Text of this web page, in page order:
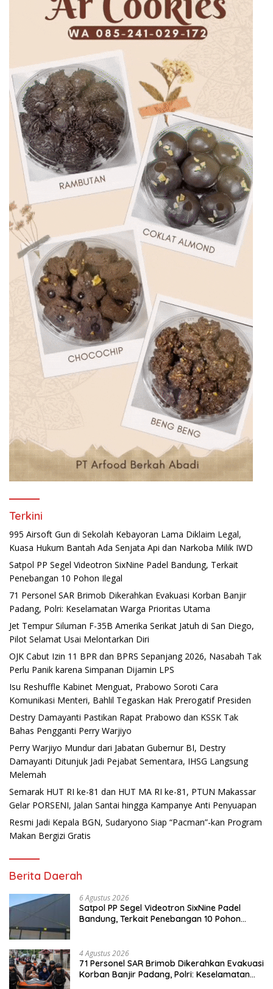
Terkini
995 Airsoft Gun di Sekolah Kebayoran Lama Diklaim Legal,
Kuasa Hukum Bantah Ada Senjata Api dan Narkoba Milik IWD
Satpol PP Segel Videotron SixNine Padel Bandung, Terkait
Penebangan 10 Pohon Ilegal
71 Personel SAR Brimob Dikerahkan Evakuasi Korban Banjir
Padang, Polri: Keselamatan Warga Prioritas Utama
Jet Tempur Siluman F-35B Amerika Serikat Jatuh di San Diego,
Pilot Selamat Usai Melontarkan Diri
OJK Cabut Izin 11 BPR dan BPRS Sepanjang 2026, Nasabah Tak
Perlu Panik karena Simpanan Dijamin LPS
Isu Reshuffle Kabinet Menguat, Prabowo Soroti Cara
Komunikasi Menteri, Bahlil Tegaskan Hak Prerogatif Presiden
Destry Damayanti Pastikan Rapat Prabowo dan KSSK Tak
Bahas Pengganti Perry Warjiyo
Perry Warjiyo Mundur dari Jabatan Gubernur BI, Destry
Damayanti Ditunjuk Jadi Pejabat Sementara, IHSG Langsung
Melemah
Semarak HUT RI ke-81 dan HUT MA RI ke-81, PTUN Makassar
Gelar PORSENI, Jalan Santai hingga Kampanye Anti Penyuapan
Resmi Jadi Kepala BGN, Sudaryono Siap “Pacman”-kan Program
Makan Bergizi Gratis
Berita Daerah
6 Agustus 2026
Satpol PP Segel Videotron SixNine Padel
Bandung, Terkait Penebangan 10 Pohon
4 Agustus 2026
71 Personel SAR Brimob Dikerahkan Evakuasi
Korban Banjir Padang, Polri: Keselamatan